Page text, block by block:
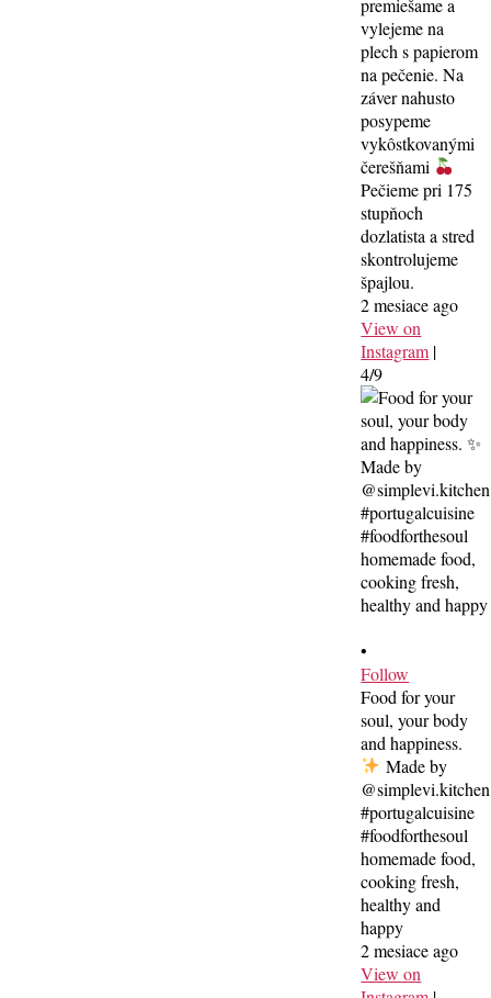
premiešame a
vylejeme na
plech s papierom
na pečenie. Na
záver nahusto
posypeme
vykôstkovanými
čerešňami
Pečieme pri 175
stupňoch
dozlatista a stred
skontrolujeme
špajlou.
2 mesiace ago
View on
Instagram |
4/9
•
Follow
Food for your
soul, your body
and happiness.
Made by
@simplevi.kitchen
#portugalcuisine
#foodforthesoul
homemade food,
cooking fresh,
healthy and
happy
2 mesiace ago
View on